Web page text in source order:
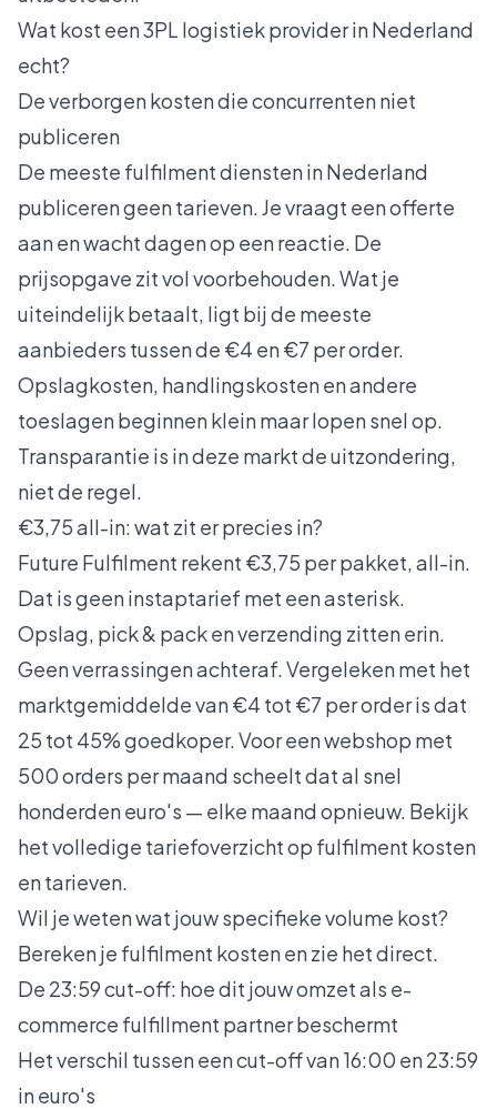
Wat kost een 3PL logistiek provider in Nederland
echt?
De verborgen kosten die concurrenten niet
publiceren
De meeste fulfilment diensten in Nederland
publiceren geen tarieven. Je vraagt een offerte
aan en wacht dagen op een reactie. De
prijsopgave zit vol voorbehouden. Wat je
uiteindelijk betaalt, ligt bij de meeste
aanbieders tussen de €4 en €7 per order.
Opslagkosten, handlingskosten en andere
toeslagen beginnen klein maar lopen snel op.
Transparantie is in deze markt de uitzondering,
niet de regel.
€3,75 all-in: wat zit er precies in?
Future Fulfilment rekent €3,75 per pakket, all-in.
Dat is geen instaptarief met een asterisk.
Opslag, pick & pack en verzending zitten erin.
Geen verrassingen achteraf. Vergeleken met het
marktgemiddelde van €4 tot €7 per order is dat
25 tot 45% goedkoper. Voor een webshop met
500 orders per maand scheelt dat al snel
honderden euro's — elke maand opnieuw. Bekijk
het volledige tariefoverzicht op fulfilment kosten
en tarieven.
Wil je weten wat jouw specifieke volume kost?
Bereken je fulfilment kostenen zie het direct.
De 23:59 cut-off: hoe dit jouw omzet als e-
commerce fulfillment partner beschermt
Het verschil tussen een cut-off van 16:00 en 23:59
in euro's